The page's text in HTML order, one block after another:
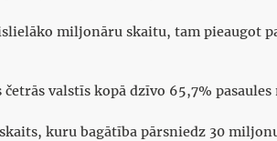
miljonāru skaitu, tam pieaugot
četrās valstīs kopā dzīvo 65,7%
kuru bagātība pārsniedz 30